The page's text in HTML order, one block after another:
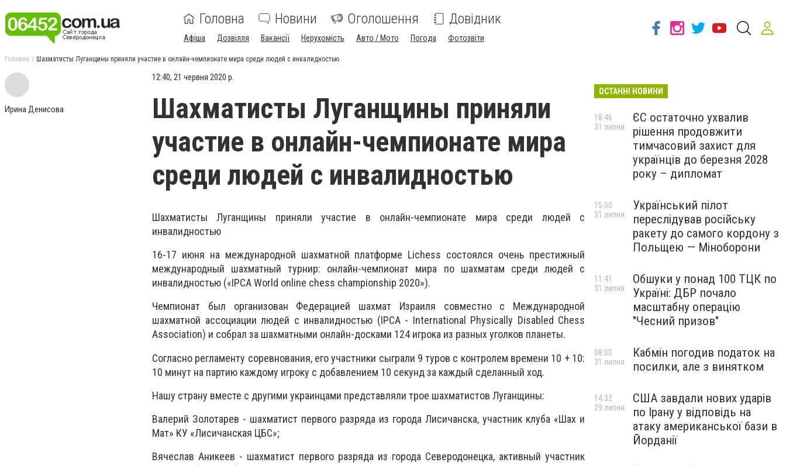
Головна Новини Оголошення Довідник
Афіша Дозвілля Вакансії Нерухомість Авто / Мото Погода Фотозвіти
Головна Шахматисты Луганщины приняли участие в онлайн-чемпионате мира среди людей с инвалидностью
Ирина Денисова
12:40, 21 червня 2020 р.
Шахматисты Луганщины приняли
участие в онлайн-чемпионате мира
среди людей с инвалидностью
Шахматисты Луганщины приняли участие в онлайн-чемпионате мира среди людей с
инвалидностью
16-17 июня на международной шахматной платформе Lichess состоялся очень престижный
международный шахматный турнир: онлайн-чемпионат мира по шахматам среди людей с
инвалидностью («IPCA World online chess championship 2020»).
Чемпионат был организован Федерацией шахмат Израиля совместно с Международной
шахматной ассоциации людей с инвалидностью (IPCA - International Physically Disabled Chess
Association) и собрал за шахматными онлайн-досками 124 игрока из разных уголков планеты.
Согласно регламенту соревнования, его участники сыграли 9 туров с контролем времени 10 + 10:
10 минут на партию каждому игроку с добавлением 10 секунд за каждый сделанный ход.
Нашу страну вместе с другими украинцами представляли трое шахматистов Луганщины:
Валерий Золотарев - шахматист первого разряда из города Лисичанска, участник клуба «Шах и
Мат» КУ «Лисичанская ЦБС»;
Вячеслав Аникеев - шахматист первого разряда из города Северодонецка, активный участник
ОСТАННІ НОВИНИ
ЄС остаточно ухвалив
рішення продовжити
тимчасовий захист для
українців до березня 2028
року – дипломат
18:46
31 липня
Український пілот
переслідував російську
ракету до самого кордону з
Польщею — Міноборони
15:00
31 липня
Обшуки у понад 100 ТЦК по
Україні: ДБР почало
масштабну операцію
"Чесний призов"
11:41
31 липня
Кабмін погодив податок на
посилки, але з винятком
08:00
31 липня
США завдали нових ударів
по Ірану у відповідь на
атаку американської бази в
Йорданії
14:32
29 липня